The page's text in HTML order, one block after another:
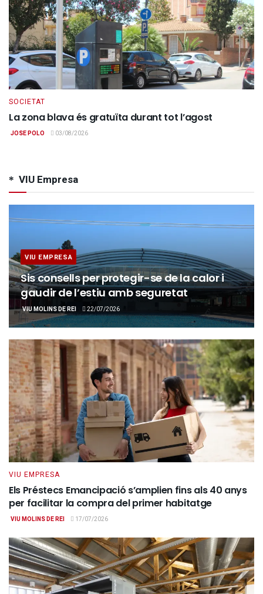
SOCIETAT
La zona blava és gratuïta durant tot l’agost
JOSE POLO 03/08/2026
VIU Empresa
VIU EMPRESA
Sis consells per protegir-se de la calor i
gaudir de l’estiu amb seguretat
VIU MOLINS DE REI 22/07/2026
VIU EMPRESA
Els Préstecs Emancipació s’amplien fins als 40 anys
per facilitar la compra del primer habitatge
VIU MOLINS DE REI 17/07/2026